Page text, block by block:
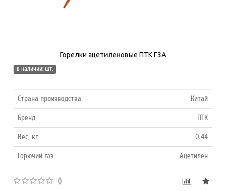
Горелки ацетиленовые ПТК Г3А
в наличии: шт.
Страна производства Китай
Бренд ПТК
Вес, кг 0.44
Горючий газ Ацетилен
()